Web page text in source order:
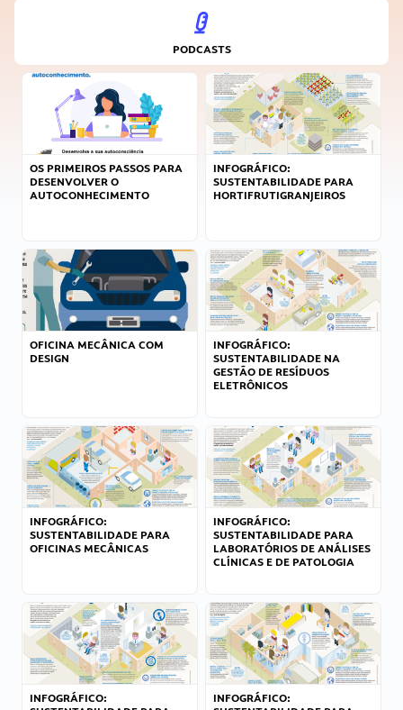
PODCASTS
OS PRIMEIROS PASSOS PARA
DESENVOLVER O
AUTOCONHECIMENTO
INFOGRÁFICO:
SUSTENTABILIDADE PARA
HORTIFRUTIGRANJEIROS
OFICINA MECÂNICA COM
DESIGN
INFOGRÁFICO:
SUSTENTABILIDADE NA
GESTÃO DE RESÍDUOS
ELETRÔNICOS
INFOGRÁFICO:
SUSTENTABILIDADE PARA
OFICINAS MECÂNICAS
INFOGRÁFICO:
SUSTENTABILIDADE PARA
LABORATÓRIOS DE ANÁLISES
CLÍNICAS E DE PATOLOGIA
INFOGRÁFICO:
INFOGRÁFICO: